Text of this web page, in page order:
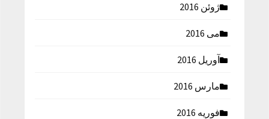
ژوئن 2016
می 2016
آوریل 2016
مارس 2016
فوریه 2016